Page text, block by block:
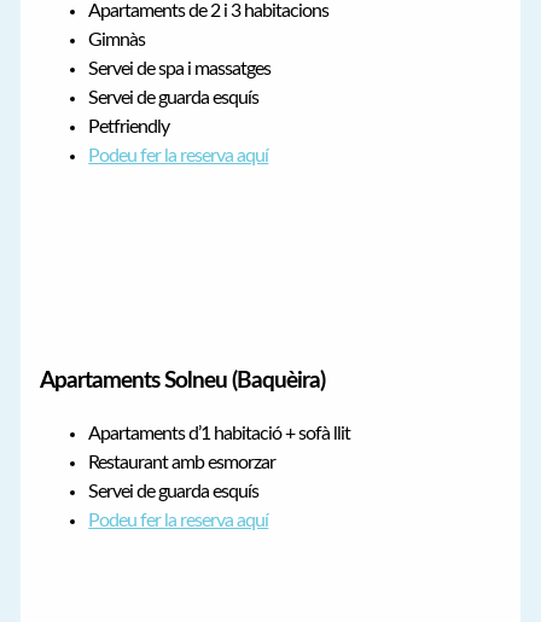
Apartaments de 2 i 3 habitacions
Gimnàs
Servei de spa i massatges
Servei de guarda esquís
Petfriendly
Podeu fer la reserva aquí
Apartaments Solneu (Baquèira)
Apartaments d’1 habitació + sofà llit
Restaurant amb esmorzar
Servei de guarda esquís
Podeu fer la reserva aquí